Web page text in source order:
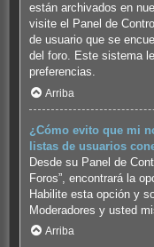
están archivados en
visite el Panel de
de usuario que se
del foro. Este sistema
preferencias.
Arriba
¿Cómo evito que mi
listas de usuarios
Desde su Panel de
Foros”, encontrará la
Habilite esta opción y
Moderadores y usted
Arriba